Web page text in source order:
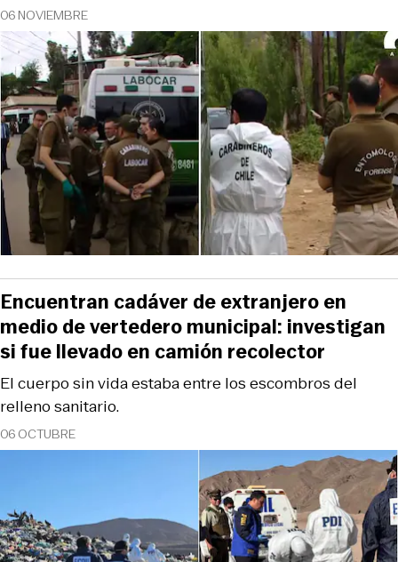
06 NOVIEMBRE
06 OCTUBRE
El cuerpo sin vida estaba entre los escombros del
relleno sanitario.
Encuentran cadáver de extranjero en
medio de vertedero municipal: investigan
si fue llevado en camión recolector